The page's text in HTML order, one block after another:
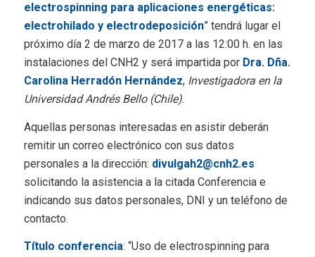
electrospinning para aplicaciones energéticas:
electrohilado y electrodeposición” tendrá lugar el
próximo día 2 de marzo de 2017 a las 12:00 h. en las
instalaciones del CNH2 y será impartida por Dra. Dña.
Carolina Herradón Hernández, Investigadora en la
Universidad Andrés Bello (Chile).
Aquellas personas interesadas en asistir deberán
remitir un correo electrónico con sus datos
personales a la dirección: divulgah2@cnh2.es
solicitando la asistencia a la citada Conferencia e
indicando sus datos personales, DNI y un teléfono de
contacto.
Título conferencia: “Uso de electrospinning para